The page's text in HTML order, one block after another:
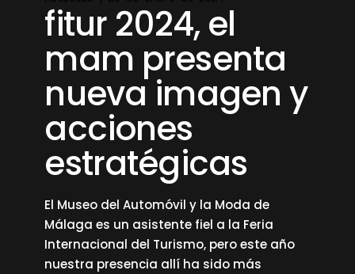
fitur 2024, el
mam presenta
nueva imagen y
acciones
estratégicas
El Museo del Automóvil y la Moda de
Málaga es un asistente fiel a la Feria
Internacional del Turismo, pero este año
nuestra presencia allí ha sido más